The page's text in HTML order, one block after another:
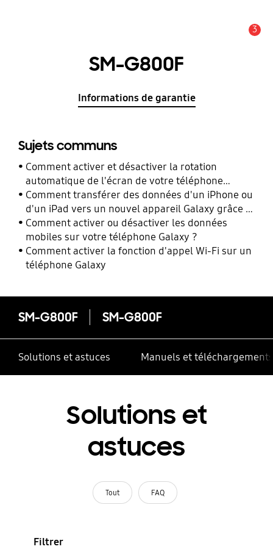
3
SM-G800F
Informations de garantie
Sujets communs
Comment activer et désactiver la rotation
automatique de l'écran de votre téléphone
Galaxy ?
Comment transférer des données d'un iPhone ou
d'un iPad vers un nouvel appareil Galaxy grâce à
Smart Switch ?
Comment activer ou désactiver les données
mobiles sur votre téléphone Galaxy ?
Comment activer la fonction d'appel Wi-Fi sur un
téléphone Galaxy
SM-G800F SM-G800F
Solutions et astuces Manuels et téléchargements
Solutions et
astuces
Tout FAQ
Filtrer